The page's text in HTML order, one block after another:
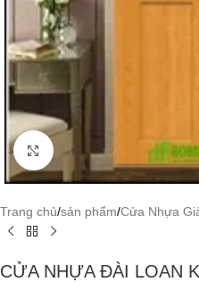
Click to enlarge
Trang chủ/sản phẩm/Cửa Nhựa
CỬA NHỰA ĐÀI LOAN